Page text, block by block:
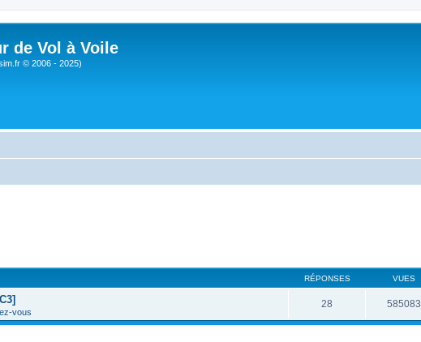
de Vol à Voile
© 2006 - 2025)
RÉPONSES VUES
vous
28 585083